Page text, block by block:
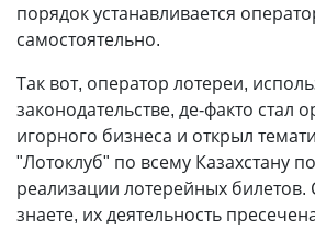
порядок устанавливается
самостоятельно.
Так вот, оператор лотереи,
законодательстве, де-факто стал
игорного бизнеса и открыл
"Лотоклуб" по всему Казахстану
реализации лотерейных билетов.
знаете, их деятельность